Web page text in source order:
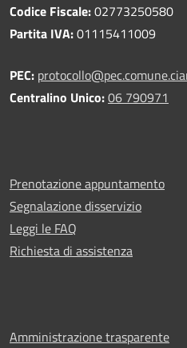
Codice Fiscale:02773250580
Partita IVA:01115411009
PEC:
Centralino Unico:06 790971
Prenotazione appuntamento
Segnalazione disservizio
Leggi le FAQ
Richiesta di assistenza
Amministrazione trasparente